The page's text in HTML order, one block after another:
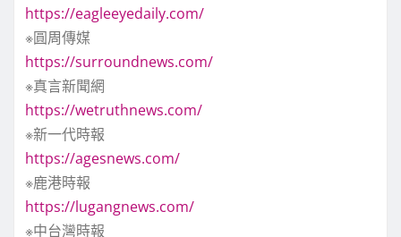
https://eagleeyedaily.com/
※圓周傳媒
https://surroundnews.com/
※真言新聞網
https://wetruthnews.com/
※新一代時報
https://agesnews.com/
※鹿港時報
https://lugangnews.com/
※中台灣時報